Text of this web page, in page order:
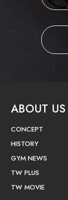
ABOUT US
CONCEPT
HISTORY
GYM NEWS
TW PLUS
TW MOVIE